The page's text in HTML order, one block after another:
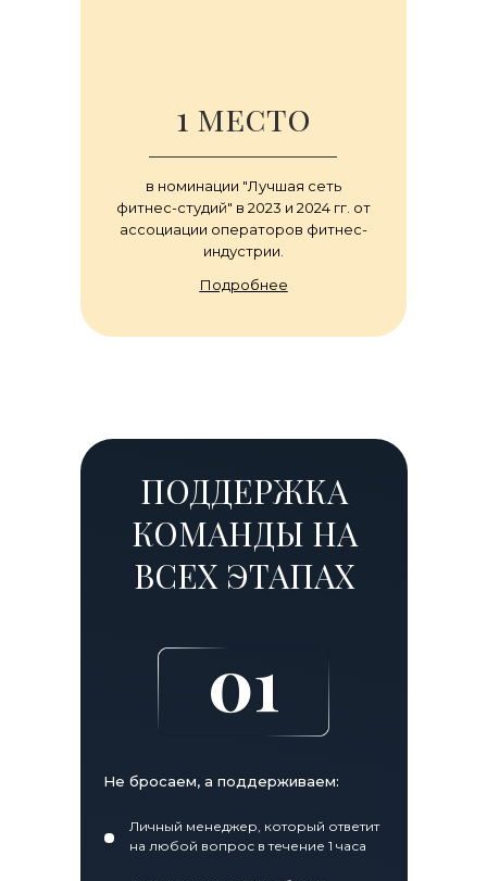
Подробнее
1 место
в номинации "Лучшая сеть
фитнес-студий" в 2023 и 2024 гг. от
ассоциации операторов фитнес-
индустрии.
ПОДДЕРЖКА
КОМАНДЫ НА
ВСЕХ ЭТАПАХ
Не бросаем, а поддерживаем:
Личный менеджер, который ответит
на любой вопрос в течение 1 часа
01